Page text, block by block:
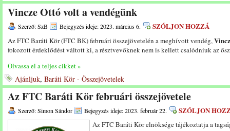
Vincze Ottó volt a vendégünk
Szerző: SzB Bejegyzés ideje: 2023. március 6. SZÓLJON HOZZÁ
Az FTC Baráti Kör (FTC BK) februári összejövetelén a meghívott vendég,
fokozott érdeklődést váltott ki, a résztvevőknek nem is kellett csalódniuk az
Olvassa el a teljes cikket »
Ajánljuk, Baráti Kör - Összejövetelek
Az FTC Baráti Kör februári összejövetele
Szerző: Simon Sándor Bejegyzés ideje: 2023. február 22. SZÓLJON
Az FTC Baráti Kör elnöksége tájékoztatja a